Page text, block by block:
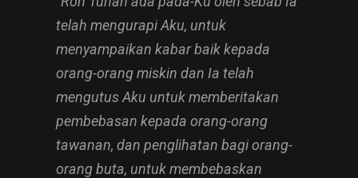
telah mengurapi Aku, untuk
menyampaikan kabar baik kepada
orang-orang miskin dan Ia telah
mengutus Aku untuk memberitakan
pembebasan kepada orang-orang
tawanan, dan penglihatan bagi orang-
orang buta, untuk membebaskan